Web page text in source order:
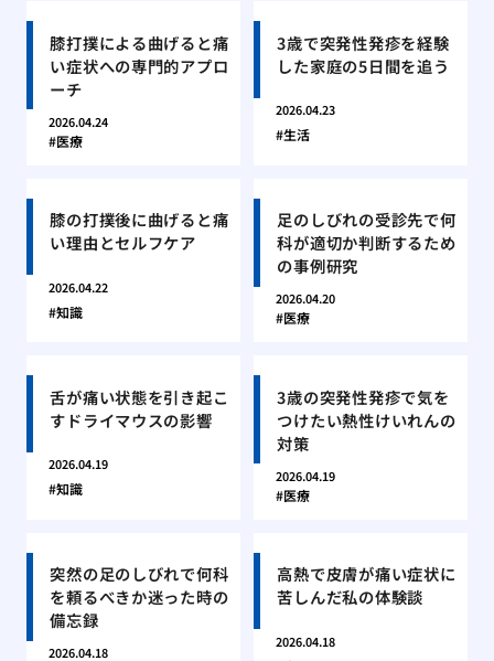
膝打撲による曲げると痛
い症状への専門的アプロ
ーチ
2026.04.24
医療
3歳で突発性発疹を経験
した家庭の5日間を追う
2026.04.23
生活
膝の打撲後に曲げると痛
い理由とセルフケア
2026.04.22
知識
足のしびれの受診先で何
科が適切か判断するため
の事例研究
2026.04.20
医療
舌が痛い状態を引き起こ
すドライマウスの影響
2026.04.19
知識
3歳の突発性発疹で気を
つけたい熱性けいれんの
対策
2026.04.19
医療
突然の足のしびれで何科
を頼るべきか迷った時の
備忘録
2026.04.18
高熱で皮膚が痛い症状に
苦しんだ私の体験談
2026.04.18